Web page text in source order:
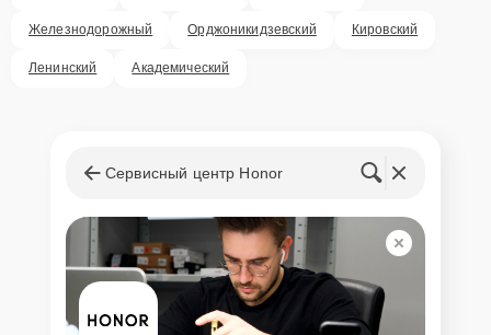
Железнодорожный Орджоникидзевский Кировский
Ленинский Академический
Сервисный центр Honor